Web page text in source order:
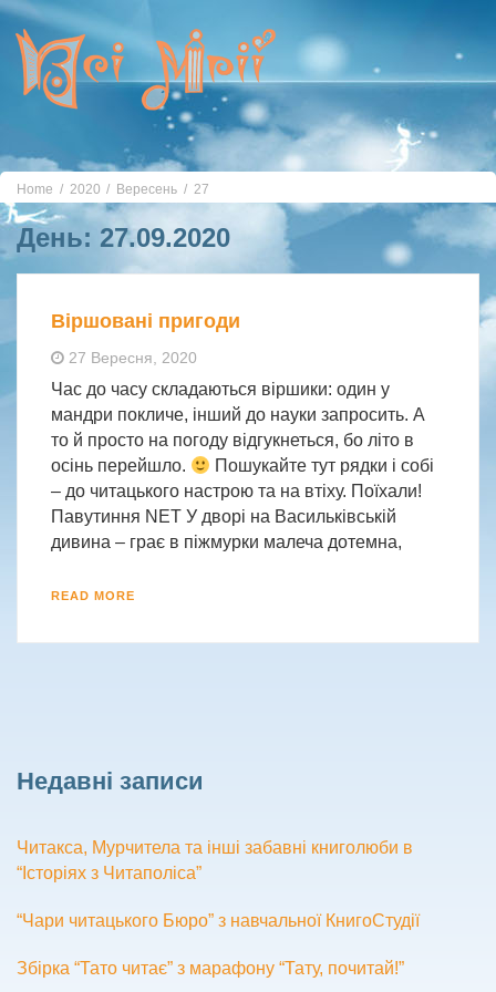
navigation
Home 2020 Вересень 27
День: 27.09.2020
Віршовані пригоди
27 Вересня, 2020
Час до часу складаються віршики: один у
мандри покличе, інший до науки запросить. А
то й просто на погоду відгукнеться, бо літо в
осінь перейшло.
Пошукайте тут рядки і собі
– до читацького настрою та на втіху. Поїхали!
Павутиння NET У дворі на Васильківській
дивина – грає в піжмурки малеча дотемна,
READ MORE
Недавні записи
Читакса, Мурчитела та інші забавні книголюби в
“Історіях з Читаполіса”
“Чари читацького Бюро” з навчальної КнигоСтудії
Збірка “Тато читає” з марафону “Тату, почитай!”